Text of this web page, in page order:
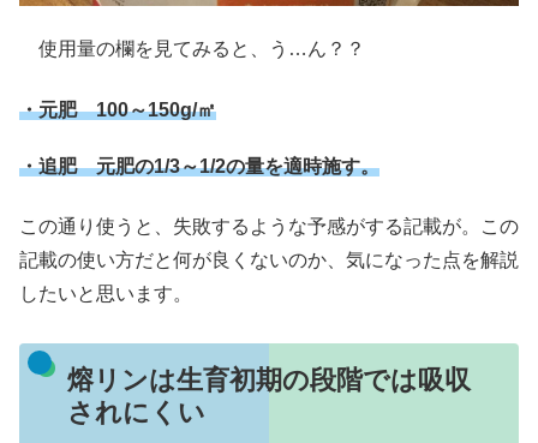
使用量の欄を見てみると、う…ん？？
・元肥 100～150g/㎡
・追肥 元肥の1/3～1/2の量を適時施す。
この通り使うと、失敗するような予感がする記載が。この
記載の使い方だと何が良くないのか、気になった点を解説
したいと思います。
熔リンは生育初期の段階では吸収
されにくい